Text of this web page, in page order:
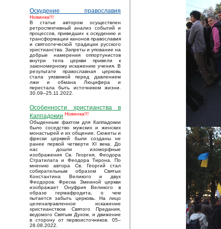
Оскудение православия
Новинка!!!
В статье автором осуществлен
ретроспективный анализ событий и
процессов, приведших к оскудению и
трансформации канонов православия
и святоотеческой традиции русского
христианства. Запреты и упование на
добрые намерения оппортунистов
внутри тела церкви привели к
закономерному искажению учения. В
результате православная церковь
стала уязвимой перед давлением
лжи и обмана Люцифера и
перестала быть источником жизни.
30.09–25.11.2022.
Особенности христианства в
Каппадокии Новинка!!!
Обыденным фактом для Каппадокии
было соседство мужских и женских
монастырей и их общение. Сюжеты и
фрески церквей были созданы не
ранее первой четверти XI века. До
нас дошли изоморфные
изображения Св. Георгия, Феодора
Стратилата и Феодора Тирона. По
мнению автора Св. Георгий стал
собирательным образом Святых
Константина Великого и двух
Феодоров. Фреска Змеиной церкви
изображает Онуфрия Великого в
образе гермафродита, о чем
пытается забыть церковь. На лицо
целенаправленное искажение
христианством Святого Предания,
ведомого Святым Духом, и движение
в сторону от первоисточников. 05–
28.08.2022.